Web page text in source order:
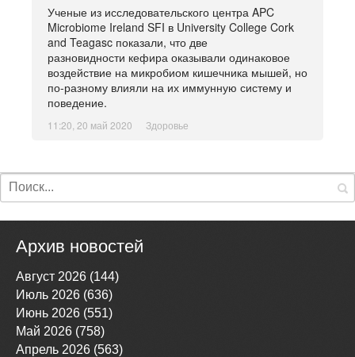
Ученые из исследовательского центра APC
Microbiome Ireland SFI в University College Cork
and Teagasc показали, что две
разновидности кефира оказывали одинаковое
воздействие на микробиом кишечника мышей, но
по-разному влияли на их иммунную систему и
поведение.
11:20, 20 май 2020 Здоровье
Архив новостей
Август 2026 (144)
Июль 2026 (636)
Июнь 2026 (551)
Май 2026 (758)
Апрель 2026 (563)